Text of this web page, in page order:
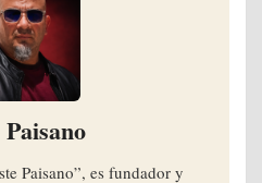
Paisano”, es fundador y